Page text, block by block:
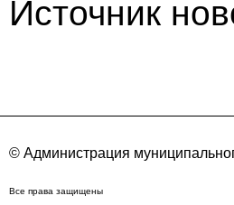
Источник
© Администрация
Все права защищены